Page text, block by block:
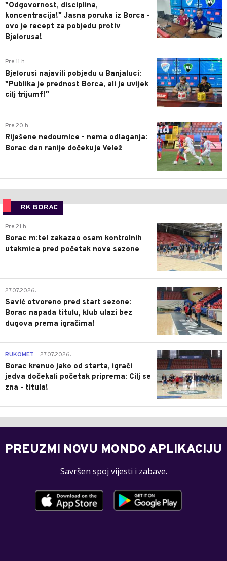
"Odgovornost, disciplina,
koncentracija!" Jasna poruka iz Borca -
ovo je recept za pobjedu protiv
Bjelorusa!
0
Pre 11 h
Bjelorusi najavili pobjedu u Banjaluci:
"Publika je prednost Borca, ali je uvijek
cilj trijumf!"
0
Pre 20 h
Riješene nedoumice - nema odlaganja:
Borac dan ranije dočekuje Velež
RK BORAC
0
Pre 21 h
Borac m:tel zakazao osam kontrolnih
utakmica pred početak nove sezone
0
27.07.2026.
Savić otvoreno pred start sezone:
Borac napada titulu, klub ulazi bez
dugova prema igračima!
0
RUKOMET 27.07.2026.
Borac krenuo jako od starta, igrači
jedva dočekali početak priprema: Cilj se
zna - titula!
PREUZMI NOVU MONDO APLIKACIJU
Savršen spoj vijesti i zabave.